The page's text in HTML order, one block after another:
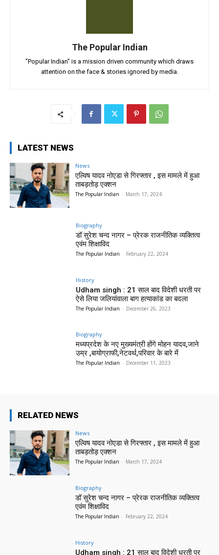
The Popular Indian
"Popular Indian" is a mission driven community which draws
attention on the face & stories ignored by media.
LATEST NEWS
News
एल्विष यादव नोएडा से गिरफ्तार , इस मामले में हुआ
ताबड़तोड़ एक्शन
The Popular Indian - March 17, 2024
Biography
डॉ सुरेश चन्द नागर – प्रेरक राजनीतिक व्यक्तित्व
एवंम शिक्षाविद
The Popular Indian - February 22, 2024
History
Udham singh : 21 साल बाद विदेशी धरती पर
ऐसे लिया जलियांवाला बाग हत्याकांड का बदला
The Popular Indian - December 26, 2023
Biography
मध्यप्रदेश के नए मुख्यमंत्री होंगे मोहन यादव,जाने
उम्र ,बायोग्राफी,नेटवर्थ,परिवार के बारे में
The Popular Indian - December 11, 2023
RELATED NEWS
News
एल्विष यादव नोएडा से गिरफ्तार , इस मामले में हुआ
ताबड़तोड़ एक्शन
The Popular Indian - March 17, 2024
Biography
डॉ सुरेश चन्द नागर – प्रेरक राजनीतिक व्यक्तित्व
एवंम शिक्षाविद
The Popular Indian - February 22, 2024
History
Udham singh : 21 साल बाद विदेशी धरती पर